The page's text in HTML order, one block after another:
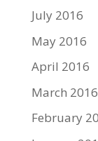
July 2016
May 2016
April 2016
March 2016
February